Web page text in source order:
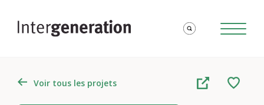
Voir tous les projets